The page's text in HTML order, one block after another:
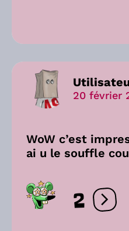
20 février
WoW c’est
ai u le souffle
2